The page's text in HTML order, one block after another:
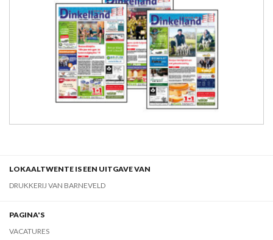
LOKAALTWENTE IS EEN UITGAVE VAN
DRUKKERIJ VAN BARNEVELD
PAGINA'S
VACATURES